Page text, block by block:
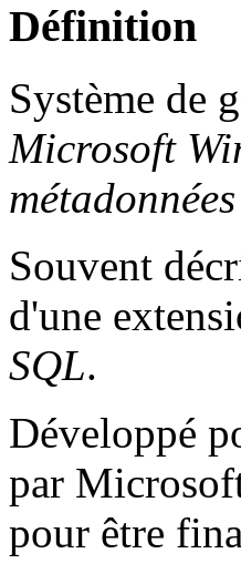
Définition
Système de
Microsoft
métadonnées
Souvent
d'une
SQL.
Développé
par
pour être